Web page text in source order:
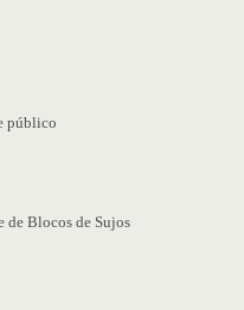
público
de Blocos de Sujos